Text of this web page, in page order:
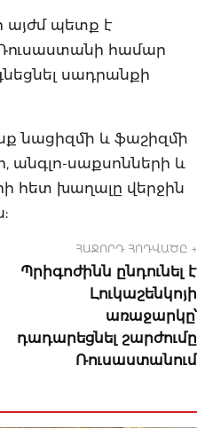
այժմ պետք է
համար
սադրանքի
նացիզմի և ֆաշիզմի
անգլո-սաքսոնների և
հետ խաղալը վերջին
ՀԱՋՈՐԴ ՀՈԴՎԱԾԸ →
Պրիգոժինն ընդունել է
Լուկաշենկոյի
առաջարկը՝
դադարեցնել շարժումը
Ռուսաստանում